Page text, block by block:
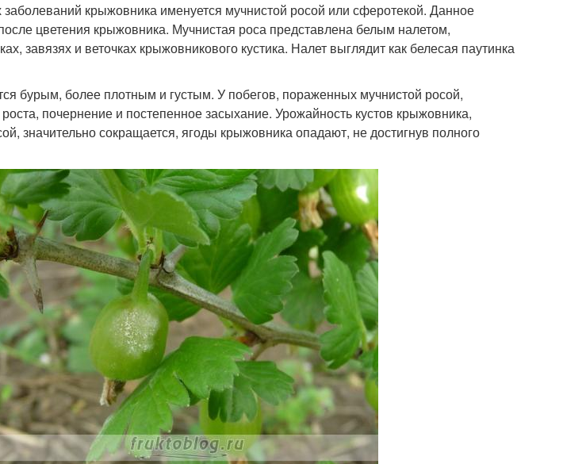
крыжовника именуется мучнистой росой или сферотекой. Данное
цветения крыжовника. Мучнистая роса представлена белым налетом,
завязях и веточках крыжовникового кустика. Налет выглядит как белесая паутинка
бурым, более плотным и густым. У побегов, пораженных мучнистой росой,
почернение и постепенное засыхание. Урожайность кустов крыжовника,
значительно сокращается, ягоды крыжовника опадают, не достигнув полного